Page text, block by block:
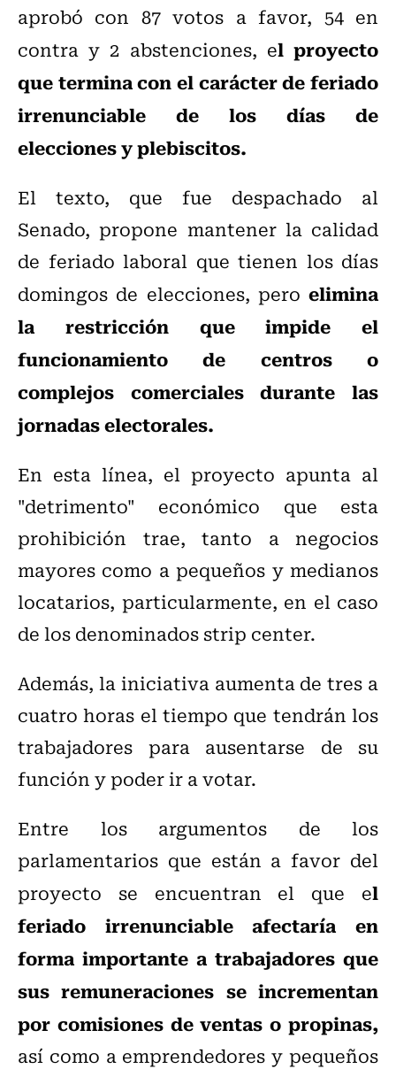
aprobó con 87 votos a favor, 54 en
contra y 2 abstenciones, el proyecto
que termina con el carácter de feriado
irrenunciable de los días de
elecciones y plebiscitos.
El texto, que fue despachado al
Senado, propone mantener la calidad
de feriado laboral que tienen los días
domingos de elecciones, pero elimina
la restricción que impide el
funcionamiento de centros o
complejos comerciales durante las
jornadas electorales.
En esta línea, el proyecto apunta al
"detrimento" económico que esta
prohibición trae, tanto a negocios
mayores como a pequeños y medianos
locatarios, particularmente, en el caso
de los denominados strip center.
Además, la iniciativa aumenta de tres a
cuatro horas el tiempo que tendrán los
trabajadores para ausentarse de su
función y poder ir a votar.
Entre los argumentos de los
parlamentarios que están a favor del
proyecto se encuentran el que el
feriado irrenunciable afectaría en
forma importante a trabajadores que
sus remuneraciones se incrementan
por comisiones de ventas o propinas,
así como a emprendedores y pequeños